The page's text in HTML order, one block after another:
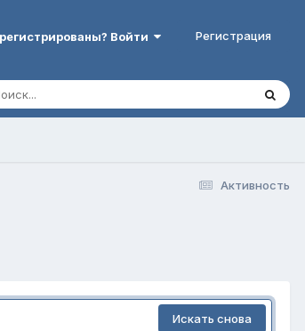
Войти Регистрация
Активность
Искать снова